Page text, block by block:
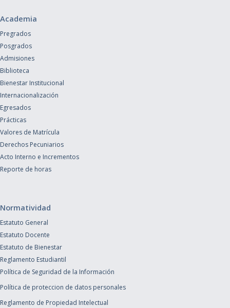
Academia
Pregrados
Posgrados
Admisiones
Biblioteca
Bienestar Institucional
Internacionalización
Egresados
Prácticas
Valores de Matrícula
Derechos Pecuniarios
Acto Interno e Incrementos
Reporte de horas
Normatividad
Estatuto General
Estatuto Docente
Estatuto de Bienestar
Reglamento Estudiantil
Política de Seguridad de la Información
Política de proteccion de datos personales
Reglamento de Propiedad Intelectual